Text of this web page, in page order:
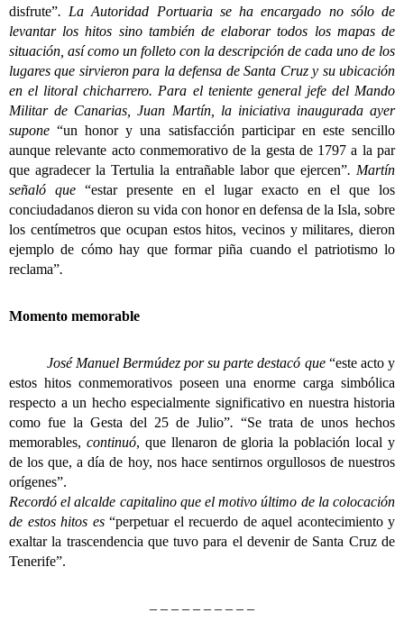
disfrute”. La Autoridad Portuaria se ha encargado no sólo de
levantar los hitos sino también de elaborar todos los mapas de
situación, así como un folleto con la descripción de cada uno de los
lugares que sirvieron para la defensa de Santa Cruz y su ubicación
en el litoral chicharrero. Para el teniente general jefe del Mando
Militar de Canarias, Juan Martín, la iniciativa inaugurada ayer
supone“un honor y una satisfacción participar en este sencillo
aunque relevante acto conmemorativo de la gesta de 1797 a la par
que agradecer la Tertulia la entrañable labor que ejercen”. Martín
señaló que “estar presente en el lugar exacto en el que los
conciudadanos dieron su vida con honor en defensa de la Isla, sobre
los centímetros que ocupan estos hitos, vecinos y militares, dieron
ejemplo de cómo hay que formar piña cuando el patriotismo lo
reclama”.
Momento memorable
José Manuel Bermúdez por su parte destacó que “este acto y
estos hitos conmemorativos poseen una enorme carga simbólica
respecto a un hecho especialmente significativo en nuestra historia
como fue la Gesta del 25 de Julio”. “Se trata de unos hechos
memorables, continuó, que llenaron de gloria la población local y
de los que, a día de hoy, nos hace sentirnos orgullosos de nuestros
orígenes”.
Recordó el alcalde capitalino que el motivo último de la colocación
de estos hitos es “perpetuar el recuerdo de aquel acontecimiento y
exaltar la trascendencia que tuvo para el devenir de Santa Cruz de
Tenerife”.
– – – – – – – – – –